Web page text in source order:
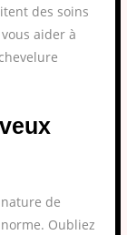
des soins
aider à
de
Oubliez